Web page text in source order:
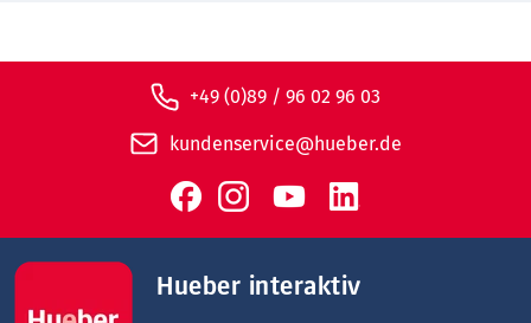
+49 (0)89 / 96 02 96 03
kundenservice@hueber.de
Hueber interaktiv